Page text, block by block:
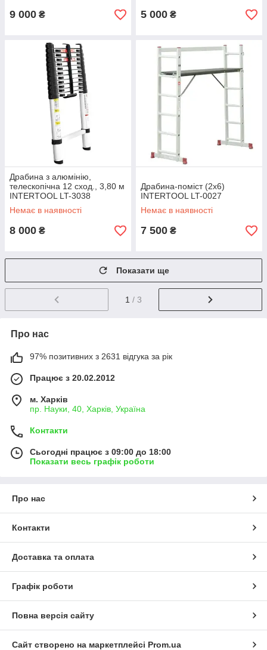
9 000 ₴ 5 000 ₴
Драбина з алюмінію,
телескопічна 12 сход., 3,80 м
INTERTOOL LT-3038
Немає в наявності
8 000 ₴
Драбина-поміст (2х6)
INTERTOOL LT-0027
Немає в наявності
7 500 ₴
Показати ще
1 / 3
Про нас
97% позитивних з 2631 відгука за рік
Працює з 20.02.2012
м. Харків
пр. Науки, 40, Харків, Україна
Контакти
Сьогодні працює з 09:00 до 18:00
Показати весь графік роботи
Про нас
Контакти
Доставка та оплата
Графік роботи
Повна версія сайту
Сайт створено на маркетплейсі Prom.ua